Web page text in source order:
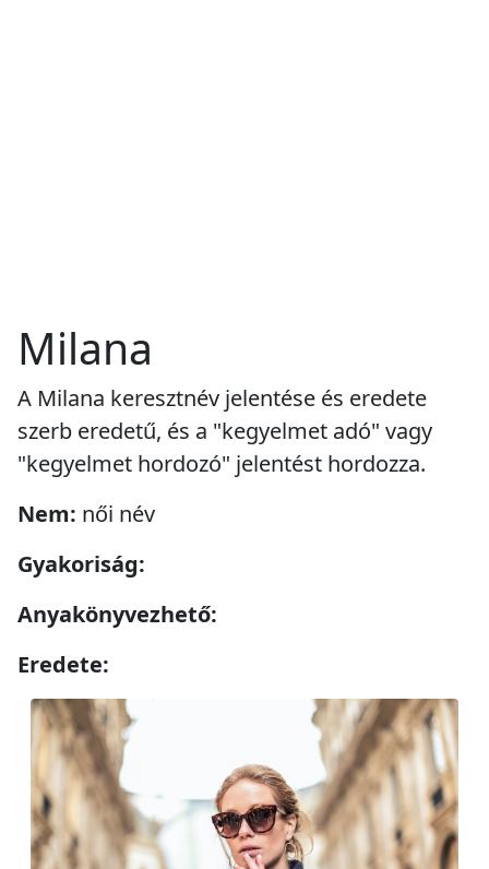
Milana
A Milana keresztnév jelentése és eredete
szerb eredetű, és a "kegyelmet adó" vagy
"kegyelmet hordozó" jelentést hordozza.
Nem: női név
Gyakoriság:
Anyakönyvezhető:
Eredete: